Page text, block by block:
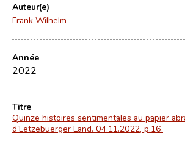
Auteur(e)
Frank Wilhelm
Année
2022
Titre
Quinze histoires sentimentales au papier
d'Lëtzebuerger Land. 04.11.2022, p.16.